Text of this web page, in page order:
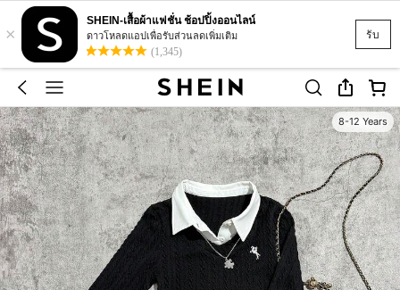
รับ
×
SHEIN-เสื้อผ้าแฟชั่น ช้อปปิ้งออนไลน์
ดาวโหลดแอปเพื่อรับส่วนลดเพิ่มเติม
(1,345)
8-12 Years